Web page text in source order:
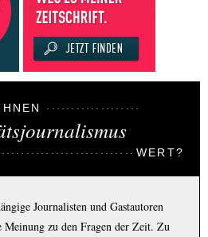
WERT?
Journalisten und Gastautoren
zu den Fragen der Zeit. Zu